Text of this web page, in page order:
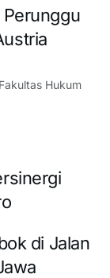
Perunggu
Hukum
di Jalan